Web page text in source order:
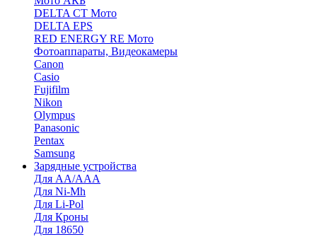
DELTA CT Мото
DELTA EPS
RED ENERGY RE Мото
Фотоаппараты, Видеокамеры
Canon
Casio
Fujifilm
Nikon
Olympus
Panasonic
Pentax
Samsung
Зарядные устройства
Для AA/AAA
Для Ni-Mh
Для Li-Pol
Для Кроны
Для 18650